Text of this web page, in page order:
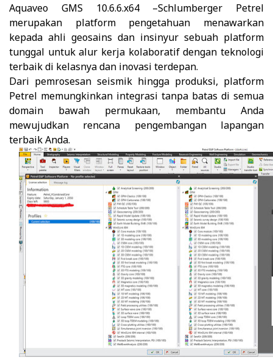
Aquaveo GMS 10.6.6.x64 –Schlumberger Petrel
merupakan platform pengetahuan menawarkan
kepada ahli geosains dan insinyur sebuah platform
tunggal untuk alur kerja kolaboratif dengan teknologi
terbaik di kelasnya dan inovasi terdepan.
Dari pemrosesan seismik hingga produksi, platform
Petrel memungkinkan integrasi tanpa batas di semua
domain bawah permukaan, membantu Anda
mewujudkan rencana pengembangan lapangan
terbaik Anda.